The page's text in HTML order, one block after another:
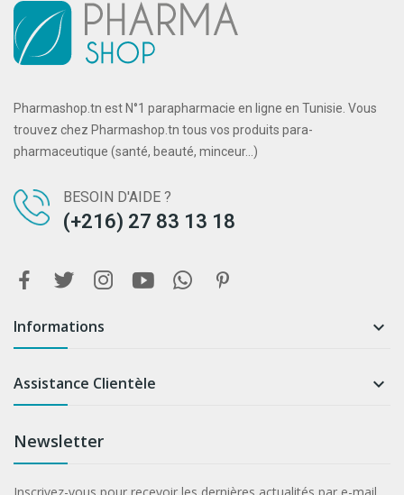
Pharmashop.tn est N°1 parapharmacie en ligne en Tunisie. Vous
trouvez chez Pharmashop.tn tous vos produits para-
pharmaceutique (santé, beauté, minceur...)
BESOIN D'AIDE ?
(+216) 27 83 13 18
Informations 
Assistance Clientèle 
Newsletter